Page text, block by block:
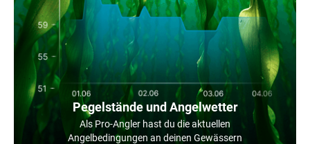
Pegelstände und Angelwetter
Als Pro-Angler hast du die aktuellen
Angelbedingungen an deinen Gewässern